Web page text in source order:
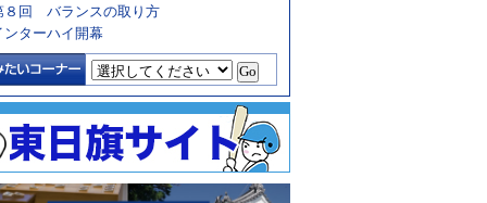
８回 バランスの取り方
ンターハイ開幕